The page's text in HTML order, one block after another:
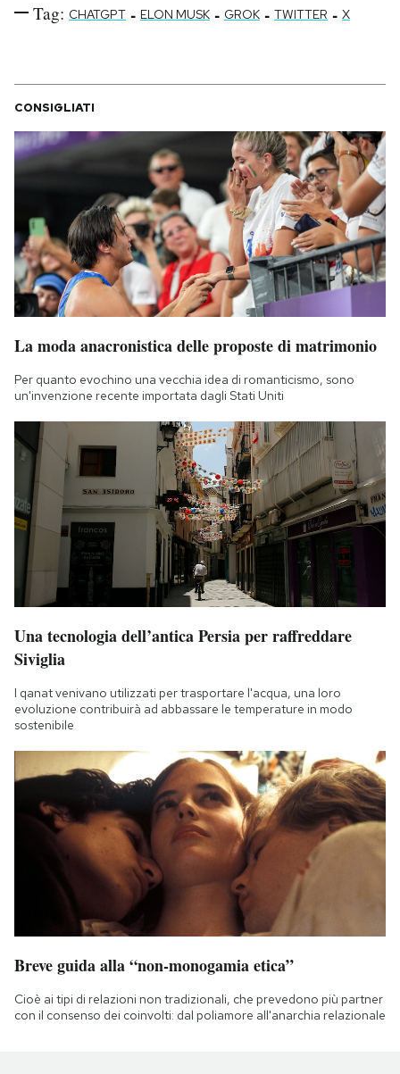
Tag: CHATGPT - ELON MUSK - GROK - TWITTER - X
CONSIGLIATI
La moda anacronistica delle proposte di matrimonio
Per quanto evochino una vecchia idea di romanticismo, sono
un'invenzione recente importata dagli Stati Uniti
Una tecnologia dell’antica Persia per raffreddare
Siviglia
I qanat venivano utilizzati per trasportare l'acqua, una loro
evoluzione contribuirà ad abbassare le temperature in modo
sostenibile
Breve guida alla “non-monogamia etica”
Cioè ai tipi di relazioni non tradizionali, che prevedono più partner
con il consenso dei coinvolti: dal poliamore all'anarchia relazionale